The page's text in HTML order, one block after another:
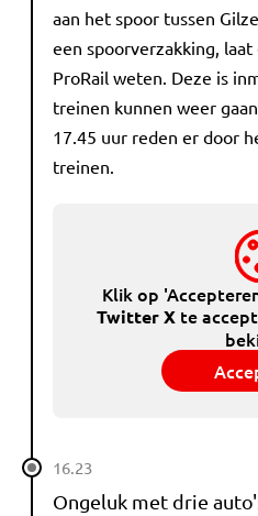
aan het spoor tussen
een spoorverzakking,
ProRail weten. Deze is
treinen kunnen weer
17.45 uur reden er door
treinen.
Klik op
Twitter X te
16.23
Ongeluk met drie